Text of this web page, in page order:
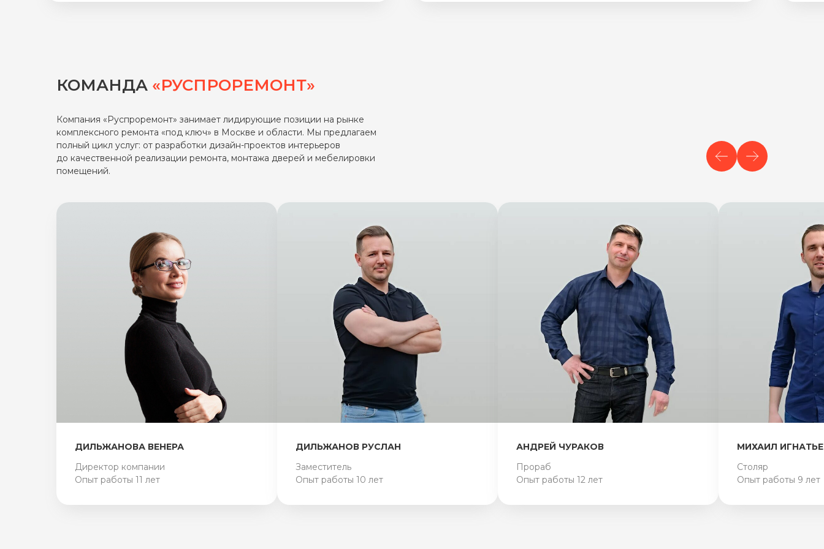
КОМАНДА «РУСПРОРЕМОНТ»
Компания «Руспроремонт» занимает лидирующие позиции на рынке
комплексного ремонта «под ключ» в Москве и области. Мы предлагаем
полный цикл услуг: от разработки дизайн-проектов интерьеров
до качественной реализации ремонта, монтажa дверей и мебелировки
помещений.
ДИЛЬЖАНОВА ВЕНЕРА
Директор компании
Опыт работы 11 лет
ДИЛЬЖАНОВ РУСЛАН
Заместитель
Опыт работы 10 лет
АНДРЕЙ ЧУРАКОВ
Прораб
Опыт работы 12 лет
МИХАИЛ
Столяр
Опыт работы 9 лет